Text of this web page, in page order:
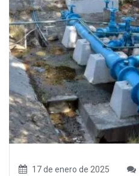
17 de enero de 2025